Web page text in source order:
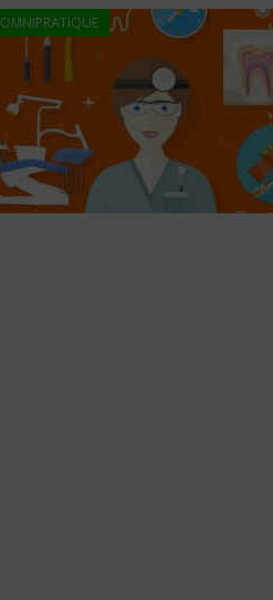
OMNIPRATIQUE